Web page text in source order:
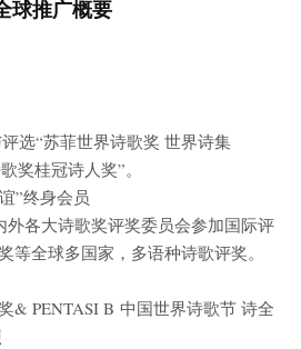
球推广概要
选“苏菲世界诗歌奖 世界诗集
奖桂冠诗人奖”。
”终身会员
各大诗歌奖评奖委员会参加国际评
等全球多国家，多语种诗歌评奖。
& PENTASI B 中国世界诗歌节 诗全